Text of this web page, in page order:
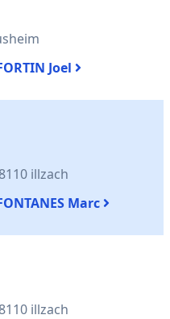
Joel
illzach
Marc
illzach